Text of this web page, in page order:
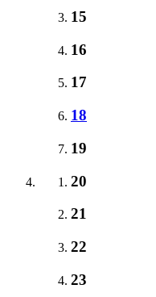
15
16
17
18
19
20
21
22
23